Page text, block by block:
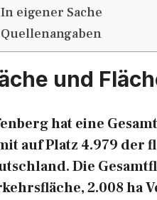
In eigener Sache
Quellenangaben
und
hat eine
auf Platz 4.979
Die
2.008 ha